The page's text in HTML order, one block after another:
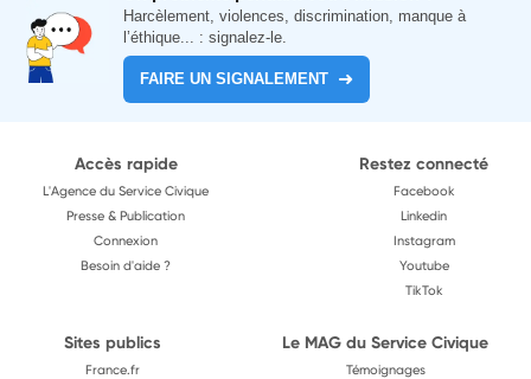
Harcèlement, violences, discrimination, manque à
l’éthique... : signalez-le.
FAIRE UN SIGNALEMENT
Accès rapide
L'Agence du Service Civique
Presse & Publication
Connexion
Besoin d'aide ?
Restez connecté
Facebook
Linkedin
Instagram
Youtube
TikTok
Sites publics
France.fr
Le MAG du Service Civique
Témoignages